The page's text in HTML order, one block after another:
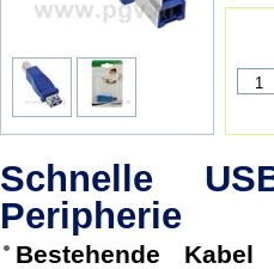
Schnelle
Peripherie
Bestehende Kabel